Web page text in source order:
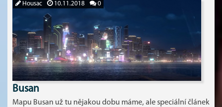
Housac 10.11.2018 0
Busan
Mapu Busan už tu nějakou dobu máme, ale speciální článek